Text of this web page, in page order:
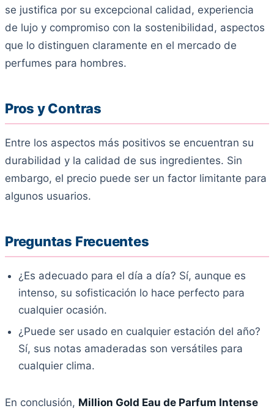
se justifica por su excepcional calidad, experiencia
de lujo y compromiso con la sostenibilidad, aspectos
que lo distinguen claramente en el mercado de
perfumes para hombres.
Pros y Contras
Entre los aspectos más positivos se encuentran su
durabilidad y la calidad de sus ingredientes. Sin
embargo, el precio puede ser un factor limitante para
algunos usuarios.
Preguntas Frecuentes
¿Es adecuado para el día a día? Sí, aunque es
intenso, su sofisticación lo hace perfecto para
cualquier ocasión.
¿Puede ser usado en cualquier estación del año?
Sí, sus notas amaderadas son versátiles para
cualquier clima.
En conclusión, Million Gold Eau de Parfum Intense